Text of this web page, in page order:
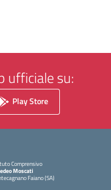
ufficiale su:
Play Store
Comprensivo
Moscati
Faiano (SA)
la pagina iniziale della scuola